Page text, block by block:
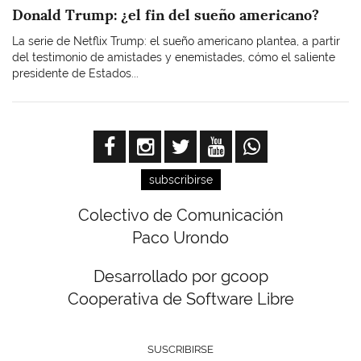
Donald Trump: ¿el fin del sueño americano?
La serie de Netflix Trump: el sueño americano plantea, a partir
del testimonio de amistades y enemistades, cómo el saliente
presidente de Estados...
subscribirse
Colectivo de Comunicación
Paco Urondo
Desarrollado por gcoop
Cooperativa de Software Libre
SUSCRIBIRSE